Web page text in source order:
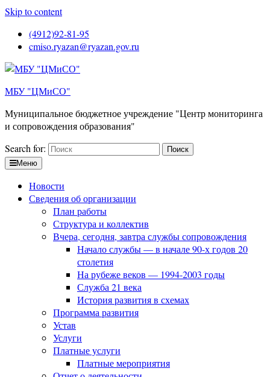
Skip to content
(4912)92-81-95
cmiso.ryazan@ryazan.gov.ru
МБУ "ЦМиСО"
Муниципальное бюджетное учреждение "Центр мониторинга
и сопровождения образования"
Search for:
Меню
Новости
Сведения об организации
План работы
Структура и коллектив
Вчера, сегодня, завтра службы сопровождения
Начало службы — в начале 90-х годов 20
столетия
На рубеже веков — 1994-2003 годы
Служба 21 века
История развития в схемах
Программа развития
Устав
Услуги
Платные услуги
Платные мероприятия